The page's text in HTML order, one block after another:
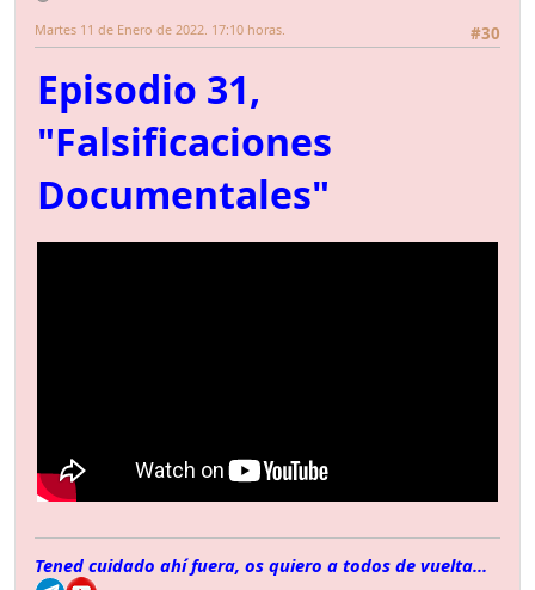
#30
Martes 11 de Enero de 2022. 17:10 horas.
Episodio 31,
"Falsificaciones
Documentales"
Tened cuidado ahí fuera, os quiero a todos de vuelta...